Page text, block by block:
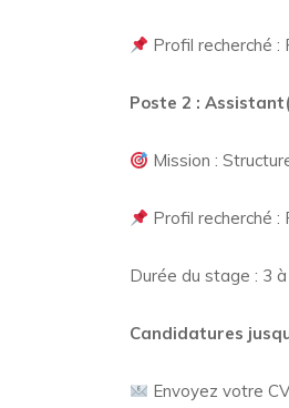
Profil recherché :
Poste 2 :
Mission :
Profil recherché :
Durée du stage : 3
Candidatures
Envoyez votre